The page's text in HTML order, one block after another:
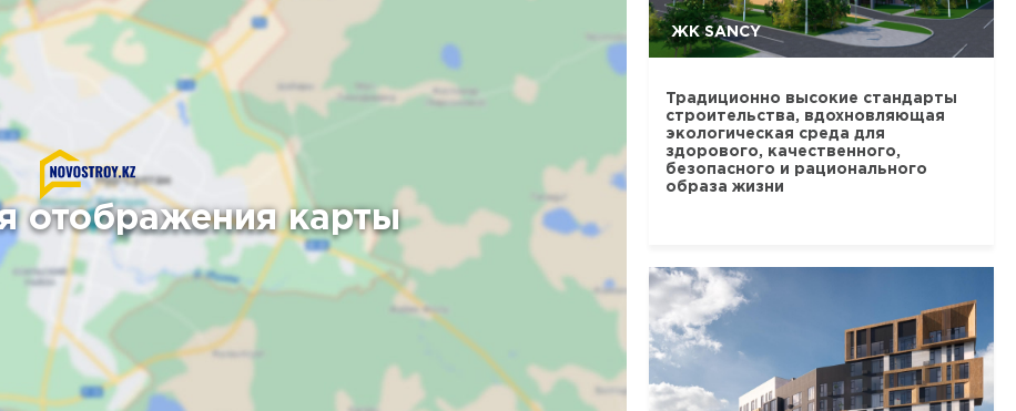
отображения карты
ЖК SANCY
Традиционно высокие стандарты
строительства, вдохновляющая
экологическая среда для
здорового, качественного,
безопасного и рационального
образа жизни